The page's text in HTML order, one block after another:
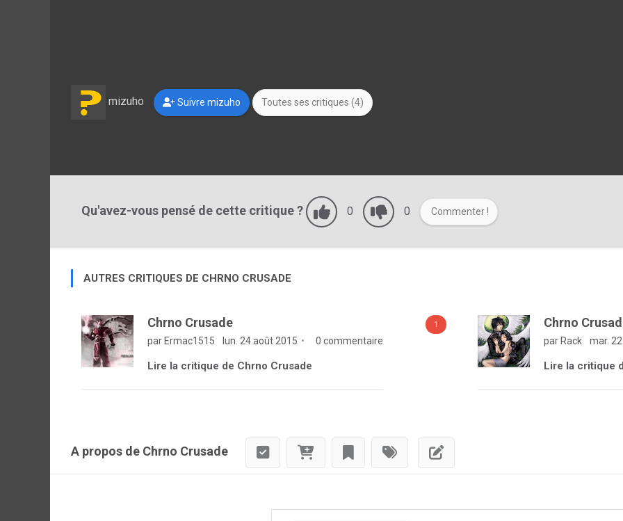
mizuho Suivre mizuho Toutes ses critiques (4)
Qu'avez-vous pensé de cette critique ? 0 0 Commenter !
AUTRES CRITIQUES DE CHRNO CRUSADE
1
Chrno Crusade
par Ermac1515 lun. 24 août 2015 0 commentaire
Lire la critique de Chrno Crusade
Chrno
par Rack mar.
Lire la critique
A propos de Chrno Crusade